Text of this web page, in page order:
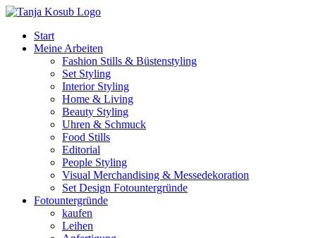
Zum
springenStart
Meine Arbeiten
Fashion Stills & Büstenstyling
Set Styling
Interior Styling
Home & Living
Beauty Styling
Uhren & Schmuck
Food Stills
Editorial
People Styling
Visual Merchandising & Messedekoration
Set Design Fotountergründe
Fotountergründe
kaufen
Leihen